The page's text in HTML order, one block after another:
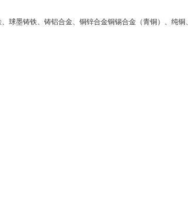
球墨铸铁、铸铝合金、铜锌合金铜锡合金（青铜）、纯铜、